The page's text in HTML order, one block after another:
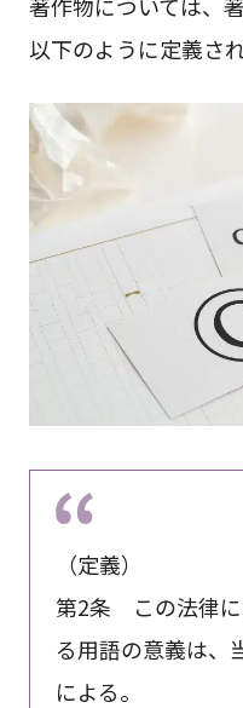
著作物については、
以下のように定義さ
（定義）
第2条 この法律に
る用語の意義は、
による。